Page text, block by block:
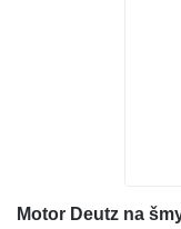
Motor Deutz na